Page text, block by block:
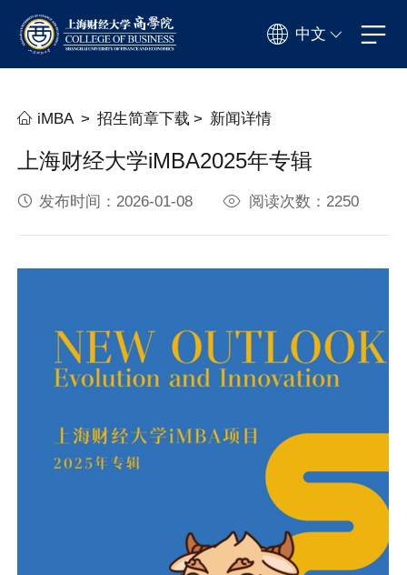
中文
iMBA > 招生简章下载 > 新闻详情
上海财经大学iMBA2025年专辑
发布时间：2026-01-08 阅读次数：2250